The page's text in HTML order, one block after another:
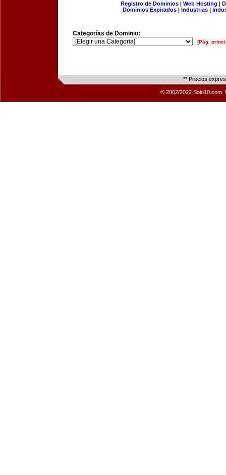
Registro de Dominios| Web Hosting |
Dominios Expirados | Industrias |
Categorías de Dominio:
[Pág.
** Precios
© 2002/2022 Solo10.com